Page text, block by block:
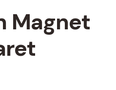
Magnet